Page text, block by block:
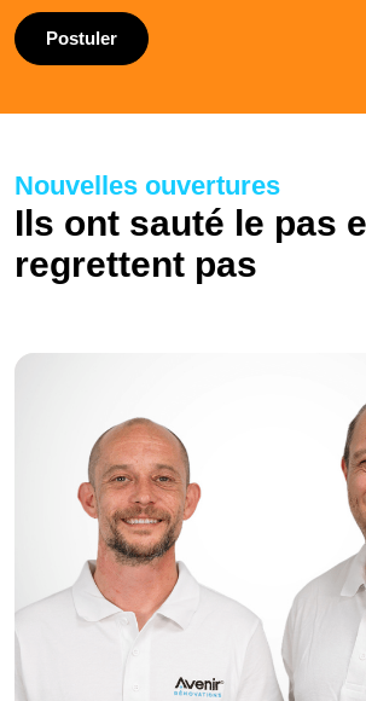
Postuler
Nouvelles ouvertures
Ils ont sauté le pas
regrettent pas